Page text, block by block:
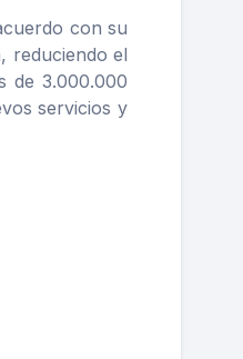
con su
reduciendo el
de 3.000.000
servicios y